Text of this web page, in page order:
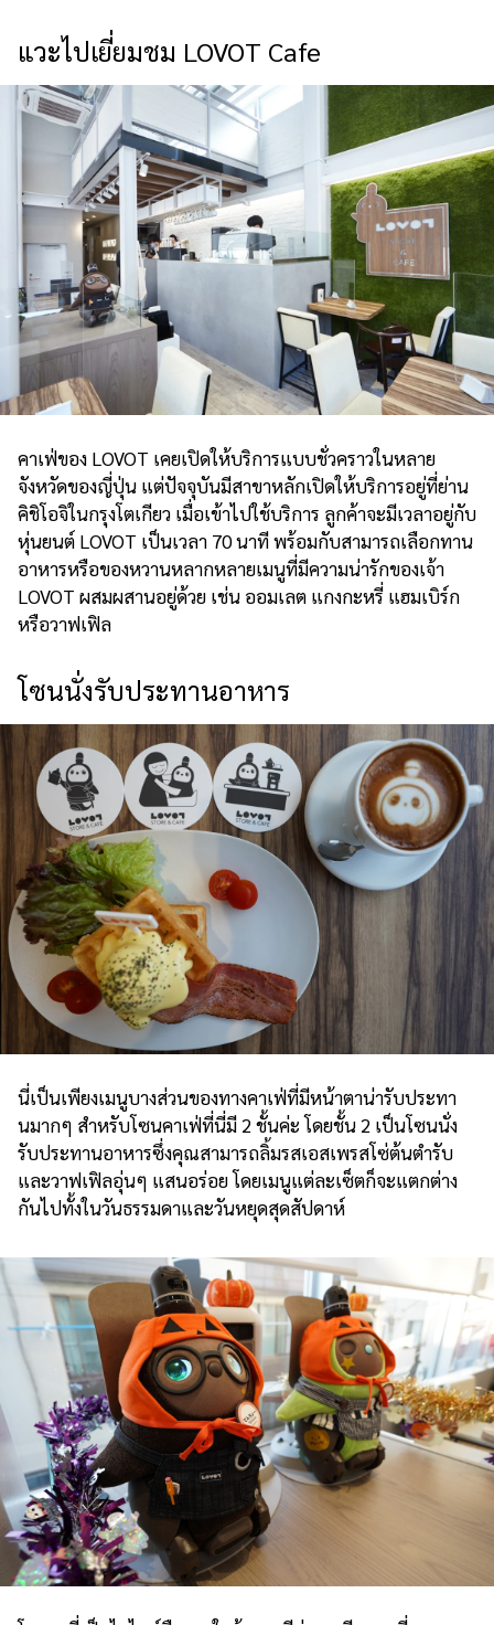
แวะไปเยี่ยมชม LOVOT Cafe
คาเฟ่ของ LOVOT เคยเปิดให้บริการแบบชั่วคราวในหลาย
จังหวัดของญี่ปุ่น แต่ปัจจุบันมีสาขาหลักเปิดให้บริการอยู่ที่ย่าน
คิชิโอจิในกรุงโตเกียว เมื่อเข้าไปใช้บริการ ลูกค้าจะมีเวลาอยู่กับ
หุ่นยนต์ LOVOT เป็นเวลา 70 นาที พร้อมกับสามารถเลือกทาน
อาหารหรือของหวานหลากหลายเมนูที่มีความน่ารักของเจ้า
LOVOT ผสมผสานอยู่ด้วย เช่น ออมเลต แกงกะหรี่ แฮมเบิร์ก
หรือวาฟเฟิล
โซนนั่งรับประทานอาหาร
นี่เป็นเพียงเมนูบางส่วนของทางคาเฟ่ที่มีหน้าตาน่ารับประทา
นมากๆ สำหรับโซนคาเฟ่ที่นี่มี 2 ชั้นค่ะ โดยชั้น 2 เป็นโซนนั่ง
รับประทานอาหารซึ่งคุณสามารถลิ้มรสเอสเพรสโซ่ต้นตำรับ
และวาฟเฟิลอุ่นๆ แสนอร่อย โดยเมนูแต่ละเซ็ตก็จะแตกต่าง
กันไปทั้งในวันธรรมดาและวันหยุดสุดสัปดาห์